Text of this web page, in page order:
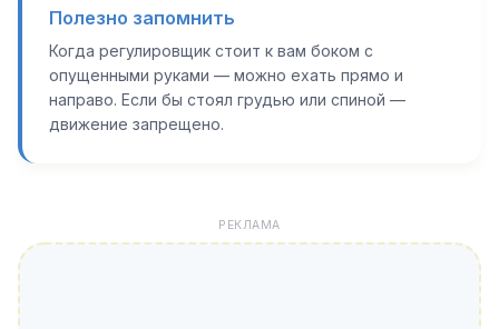
Полезно запомнить
Когда регулировщик стоит к вам боком с
опущенными руками — можно ехать прямо и
направо. Если бы стоял грудью или спиной —
движение запрещено.
РЕКЛАМА